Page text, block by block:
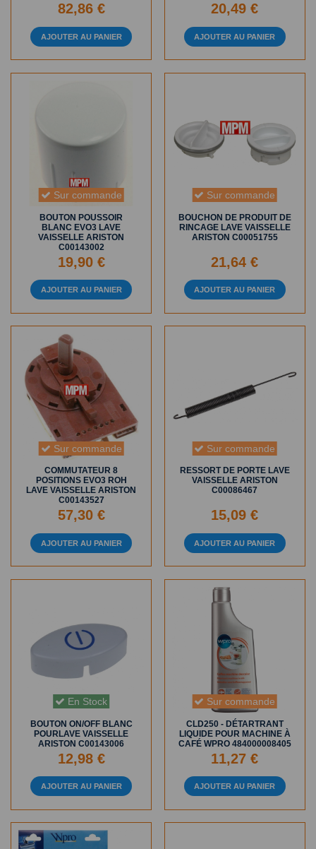
82,86 €
AJOUTER AU PANIER
20,49 €
AJOUTER AU PANIER
Sur commande
BOUTON POUSSOIR
BLANC EVO3 LAVE
VAISSELLE ARISTON
C00143002
19,90 €
AJOUTER AU PANIER
Sur commande
BOUCHON DE PRODUIT DE
RINCAGE LAVE VAISSELLE
ARISTON C00051755
21,64 €
AJOUTER AU PANIER
Sur commande
COMMUTATEUR 8
POSITIONS EVO3 ROH
LAVE VAISSELLE ARISTON
C00143527
57,30 €
AJOUTER AU PANIER
Sur commande
RESSORT DE PORTE LAVE
VAISSELLE ARISTON
C00086467
15,09 €
AJOUTER AU PANIER
En Stock
BOUTON ON/OFF BLANC
POURLAVE VAISSELLE
ARISTON C00143006
12,98 €
AJOUTER AU PANIER
Sur commande
CLD250 - DÉTARTRANT
LIQUIDE POUR MACHINE À
CAFÉ WPRO 484000008405
11,27 €
AJOUTER AU PANIER